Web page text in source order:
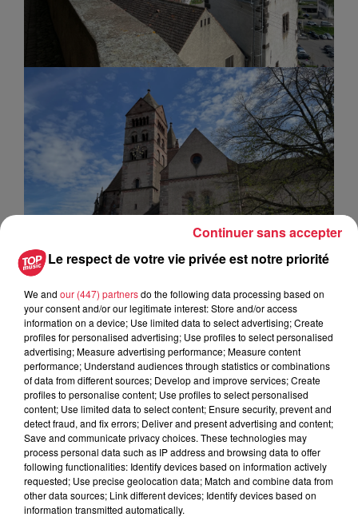
Le respect de votre vie privée est notre priorité
We and our (447) partnersdo the following data processing based on
your consent and/or our legitimate interest: Store and/or access
information on a device; Use limited data to select advertising; Create
profiles for personalised advertising; Use profiles to select personalised
advertising; Measure advertising performance; Measure content
performance; Understand audiences through statistics or combinations
of data from different sources; Develop and improve services; Create
profiles to personalise content; Use profiles to select personalised
content; Use limited data to select content; Ensure security, prevent and
detect fraud, and fix errors; Deliver and present advertising and content;
Save and communicate privacy choices. These technologies may
process personal data such as IP address and browsing data to offer
following functionalities: Identify devices based on information actively
requested; Use precise geolocation data; Match and combine data from
other data sources; Link different devices; Identify devices based on
information transmitted automatically.
Continuer sans accepter